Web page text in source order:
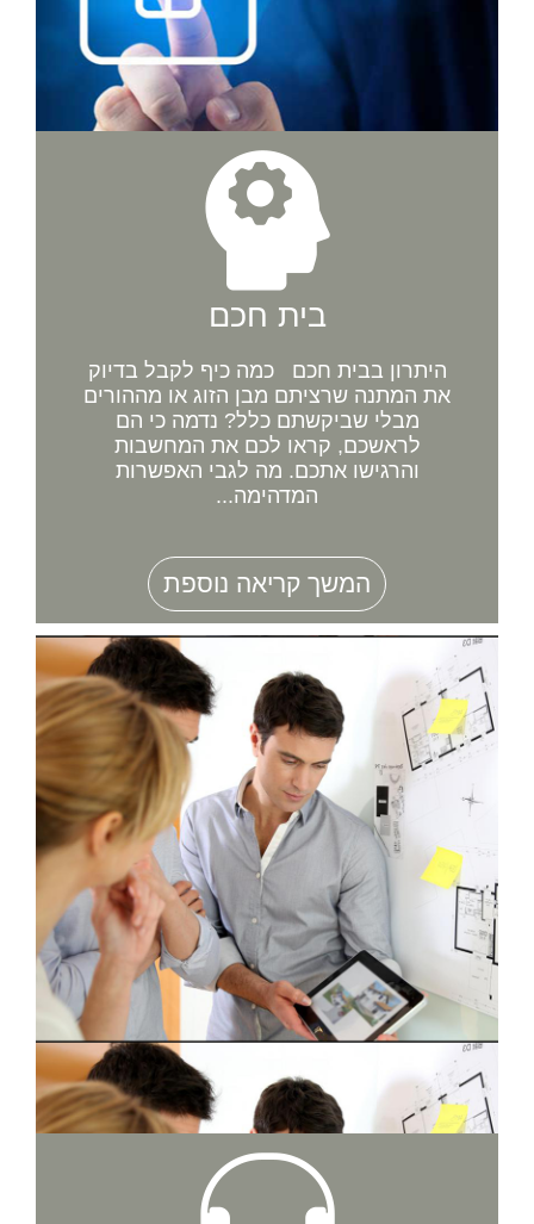
בית חכם
היתרון בבית חכם כמה כיף לקבל בדיוק
את המתנה שרציתם מבן הזוג או מההורים
מבלי שביקשתם כלל? נדמה כי הם
לראשכם, קראו לכם את המחשבות
והרגישו אתכם. מה לגבי האפשרות
המדהימה...
המשך קריאה נוספת